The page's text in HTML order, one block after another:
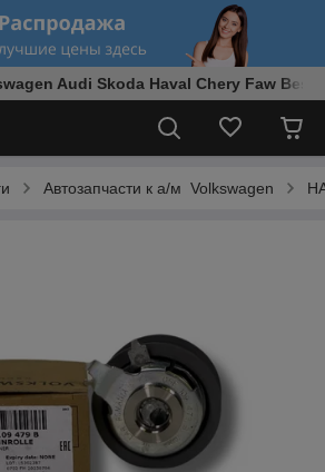
Audi Skoda Haval Chery Faw
Автозапчасти к а/м Volkswagen